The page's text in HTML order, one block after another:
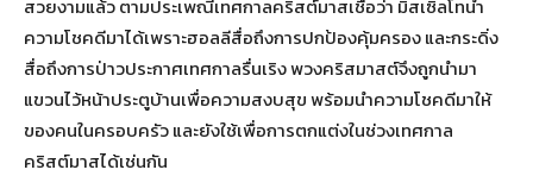
สวยงามแล้ว ตามประเพณีเทศกาลคริสต์มาสเชื่อว่า มิสเซิลโทนำ
ความโชคดีมาได้เพราะฮอลลีสื่อถึงการปกป้องคุ้มครอง และกระดิ่ง
สื่อถึงการป่าวประกาศเทศกาลรื่นเริง พวงคริสมาสต์จึงถูกนำมา
แขวนไว้หน้าประตูบ้านเพื่อความสงบสุข พร้อมนำความโชคดีมาให้
ของคนในครอบครัว และยังใช้เพื่อการตกแต่งในช่วงเทศกาล
คริสต์มาสได้เช่นกัน